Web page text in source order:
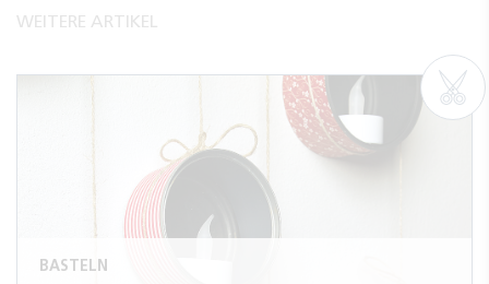
WEITERE ARTIKEL
BASTELN